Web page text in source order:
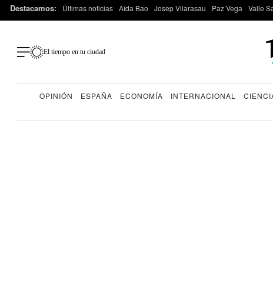
Destacamos: Últimas noticias Aída Bao Josep Vilarasau Paz Vega Valle
El tiempo en tu ciudad
OPINIÓN ESPAÑA ECONOMÍA INTERNACIONAL